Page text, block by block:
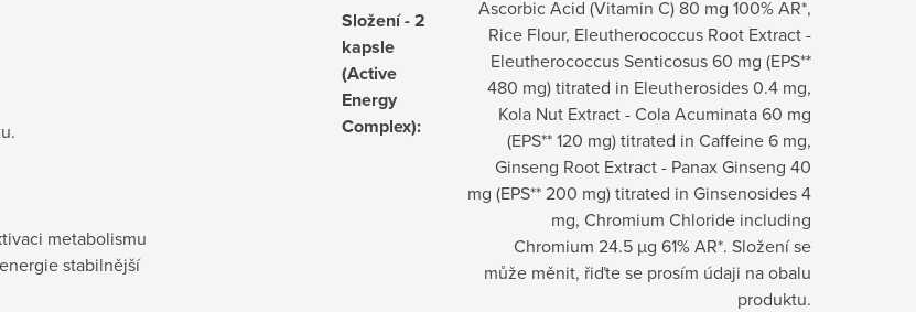
metabolismu
stabilnější
Složení - 2
kapsle
(Active
Energy
Complex):
Ascorbic Acid (Vitamin C) 80 mg 100% AR*,
Rice Flour, Eleutherococcus Root Extract -
Eleutherococcus Senticosus 60 mg (EPS**
480 mg) titrated in Eleutherosides 0.4 mg,
Kola Nut Extract - Cola Acuminata 60 mg
(EPS** 120 mg) titrated in Caffeine 6 mg,
Ginseng Root Extract - Panax Ginseng 40
mg (EPS** 200 mg) titrated in Ginsenosides 4
mg, Chromium Chloride including
Chromium 24.5 µg 61% AR*. Složení se
může měnit, řiďte se prosím údaji na obalu
produktu.